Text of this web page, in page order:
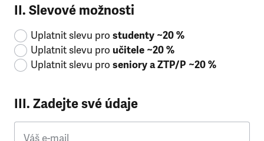
II. Slevové možnosti
Uplatnit slevu pro studenty ~20 %
Uplatnit slevu pro učitele ~20 %
Uplatnit slevu pro seniory a ZTP/P ~20 %
III. Zadejte své údaje
Váš e-mail